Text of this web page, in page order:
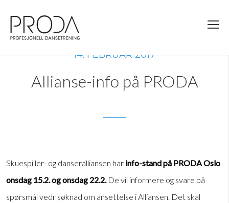
sidens
hovedinnhold
14. FEBRUAR 2017
Allianse-info på PRODA
Skuespiller- og danseralliansen har info-stand på PRODA Oslo
onsdag 15.2. og onsdag 22.2.De vil informere og svare på
spørsmål vedr søknad om ansettelse i Alliansen. Det skal